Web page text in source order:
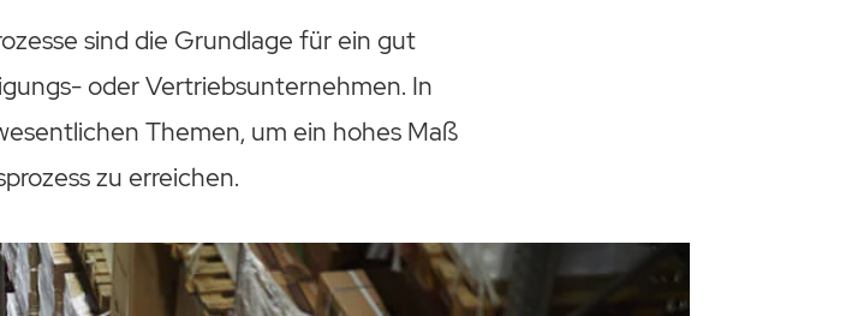
sind die Grundlage für ein gut
oder Vertriebsunternehmen. In
Themen, um ein hohes Maß
zu erreichen.